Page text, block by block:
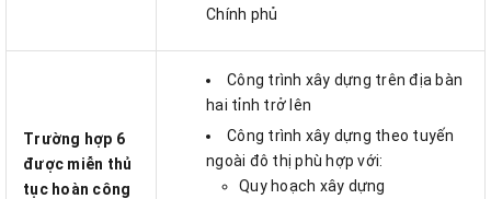
Chính phủ
Trường hợp 6
được miễn thủ
tục hoàn công
Công trình xây dựng trên địa bàn
hai tỉnh trở lên
Công trình xây dựng theo tuyến
ngoài đô thị phù hợp với:
Quy hoạch xây dựng